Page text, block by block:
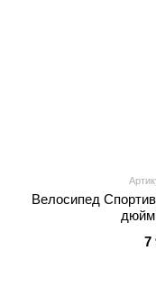
Велосипед
7